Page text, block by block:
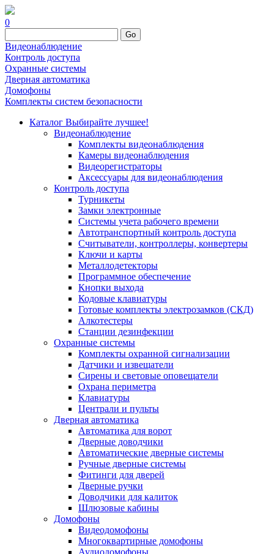
0
Go
Видеонаблюдение
Контроль доступа
Охранные системы
Дверная автоматика
Домофоны
Комплекты систем безопасности
Каталог Выбирайте лучшее!
Видеонаблюдение
Комплекты видеонаблюдения
Камеры видеонаблюдения
Видеорегистраторы
Аксессуары для видеонаблюдения
Контроль доступа
Турникеты
Замки электронные
Системы учета рабочего времени
Автотранспортный контроль доступа
Считыватели, контроллеры, конвертеры
Ключи и карты
Металлодетекторы
Программное обеспечение
Кнопки выхода
Кодовые клавиатуры
Готовые комплекты электрозамков (СКД)
Алкотестеры
Станции дезинфекции
Охранные системы
Комплекты охранной сигнализации
Датчики и извещатели
Сирены и световые оповещатели
Охрана периметра
Клавиатуры
Централи и пульты
Дверная автоматика
Автоматика для ворот
Дверные доводчики
Автоматические дверные системы
Ручные дверные системы
Фитинги для дверей
Дверные ручки
Доводчики для калиток
Шлюзовые кабины
Домофоны
Видеодомофоны
Многоквартирные домофоны
Аудиодомофоны